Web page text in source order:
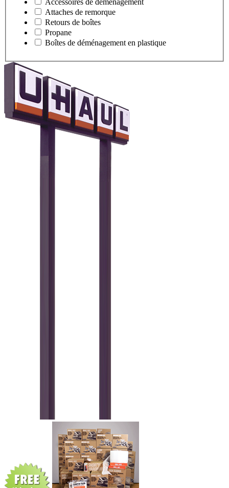
Accessoires de déménagement
Attaches de remorque
Retours de boîtes
Propane
Boîtes de déménagement en plastique